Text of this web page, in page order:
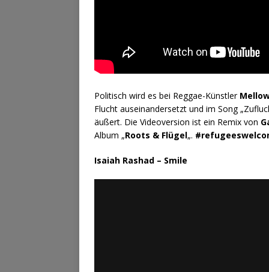
Politisch wird es bei Reggae-Künstler
Flucht auseinandersetzt und im Song
äußert. Die Videoversion ist ein Remix von
Album „Roots & Flügel„.
Isaiah Rashad – Smile